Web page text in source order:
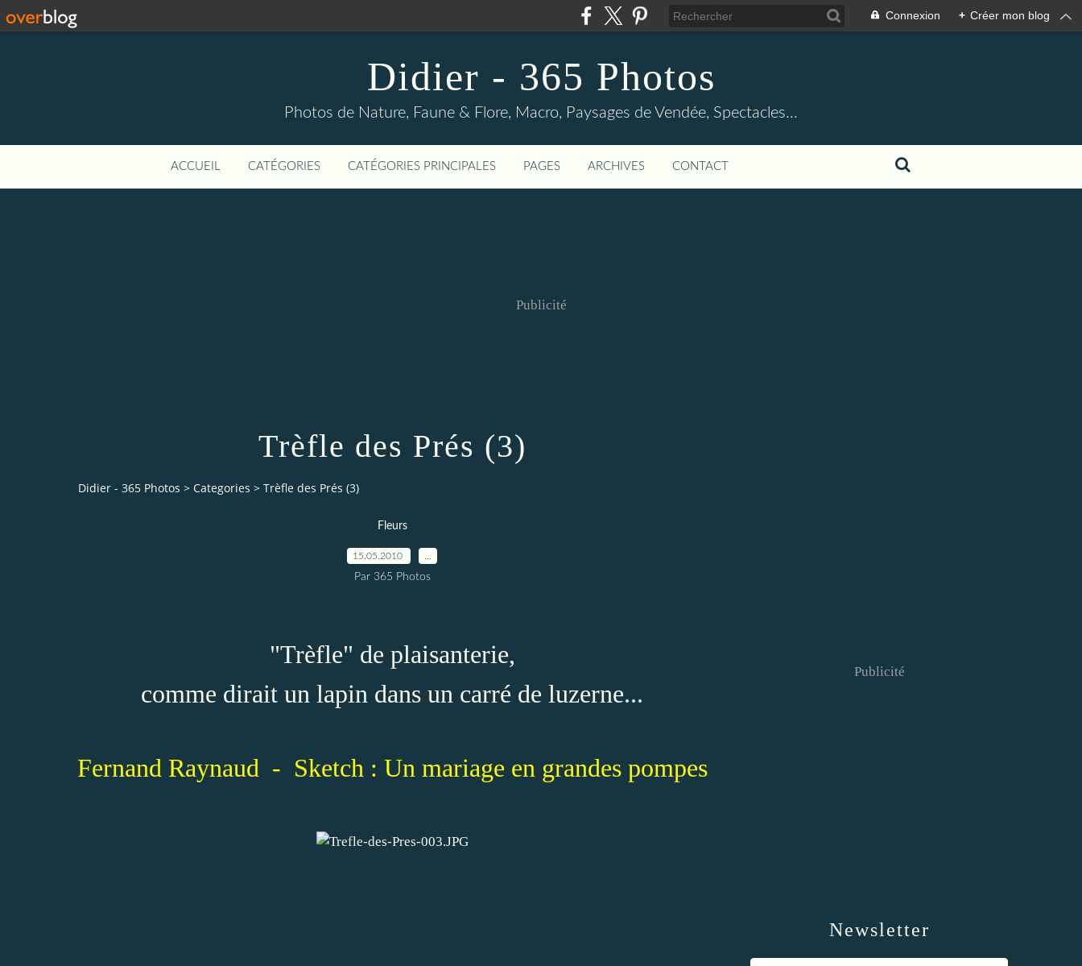
Connexion + Créer mon blog
Didier - 365 Photos
Photos de Nature, Faune & Flore, Macro, Paysages de Vendée, Spectacles...
ACCUEIL CATÉGORIES CATÉGORIES PRINCIPALES PAGES ARCHIVES CONTACT
Publicité
Trèfle des Prés (3)
Didier - 365 Photos > Categories > Trèfle des Prés (3)
Fleurs
15.05.2010
Par 365 Photos
"Trèfle" de plaisanterie,
comme dirait un lapin dans un carré de luzerne...
Fernand Raynaud - Sketch : Un mariage en grandes pompes
Newsletter
Publicité